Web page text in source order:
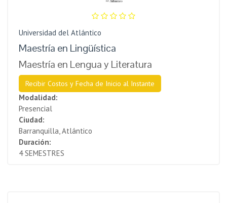
Universidad del Atlántico
Maestría en Lingüística
Maestría en Lengua y Literatura
Recibir Costos y Fecha de Inicio al Instante
Modalidad:
Presencial
Ciudad:
Barranquilla, Atlántico
Duración:
4 SEMESTRES